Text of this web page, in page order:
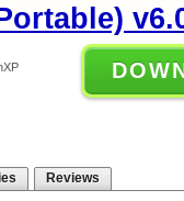
Reviews